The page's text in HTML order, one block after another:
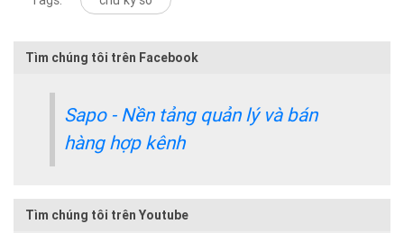
Tìm chúng tôi trên Facebook
Sapo - Nền tảng quản lý và bán
hàng hợp kênh
Tìm chúng tôi trên Youtube